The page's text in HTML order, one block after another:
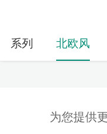
系列 北欧风
为您提供